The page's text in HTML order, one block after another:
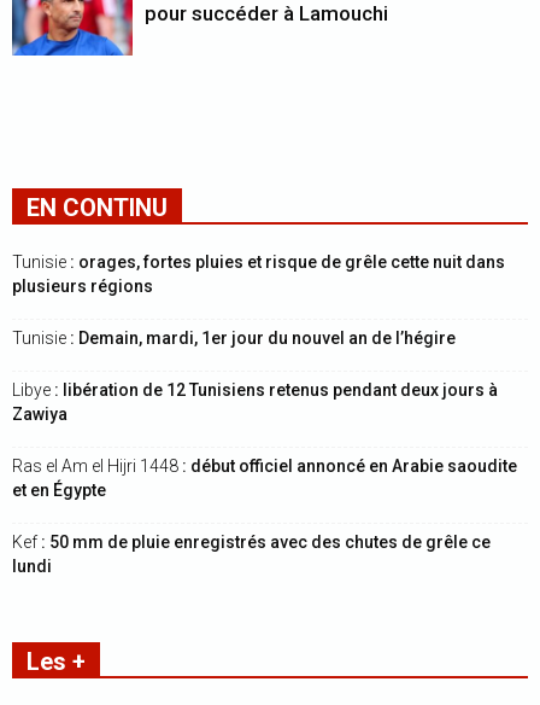
pour succéder à Lamouchi
EN CONTINU
Tunisie : orages, fortes pluies et risque de grêle cette nuit dans
plusieurs régions
Tunisie : Demain, mardi, 1er jour du nouvel an de l’hégire
Libye : libération de 12 Tunisiens retenus pendant deux jours à
Zawiya
Ras el Am el Hijri 1448 : début officiel annoncé en Arabie saoudite
et en Égypte
Kef : 50 mm de pluie enregistrés avec des chutes de grêle ce
lundi
Les +